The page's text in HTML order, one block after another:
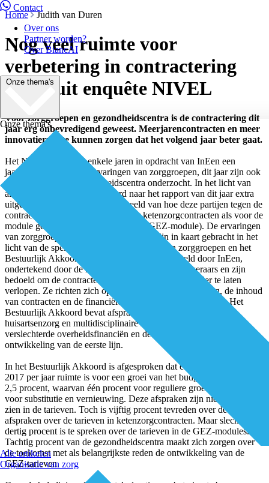
Contact
Over ons
Partner worden?
Over BiancAI
Onze thema's
Onze thema's
Alle artikelen
Organisatie van zorg
Home Judith van Duren
Nog veel ruimte voor
verbetering in contractering
blijkt uit enquête NIVEL
Voor zorggroepen en gezondheidscentra is de contractering dit
jaar erg onbevredigend geweest. Meerjarencontracten en meer
innovatieruimte kunnen zorgen dat het volgend jaar beter gaat.
Het NIVEL brengt al enkele jaren in opdracht van InEen een
jaarrapport uit over de ervaringen van zorggroepen, dit jaar zijn ook
de ervaringen van gezondheidscentra onderzocht. In het licht van
alle huidige veranderingen werd naar het rapport van dit jaar extra
uitgekeken. Het geeft een goed beeld van hoe deze partijen tegen de
contractering aankijken, zowel voor ketenzorgcontracten als voor de
module geïntegreerde eerstelijnszorg (GEZ-module). De ervaringen
van zorggroepen en gezondheidscentra zijn in kaart gebracht in het
licht van de spelregels voor contractering van zorggroepen en het
Bestuurlijk Akkoord. Die spelregels zijn opgesteld door InEen,
ondertekend door de helft van de grote zorgverzekeraars en zijn
bedoeld om de contractering van zorggroepen soepeler te laten
verlopen. Ze richten zich op het proces van contractering, de inhoud
van contracten en de financiële aspecten van contractering. Het
Bestuurlijk Akkoord bevat afspraken over de financiering van
huisartsenzorg en multidisciplinaire zorg in het licht van de
verslechterde overheidsfinanciën en de wens tot versterking en
ontwikkeling van de eerste lijn.
In het Bestuurlijk Akkoord is afgesproken dat er tussen 2015 en
2017 per jaar ruimte is voor een groei van het budgettaire kader van
2,5 procent, waarvan één procent voor reguliere groei en 1,5 procent
voor substitutie en vernieuwing. Deze afspraken zijn niet terug te
zien in de tarieven. Toch is vijftig procent tevreden over de
afspraken over de tarieven in ketenzorgcontracten. Maar slechts
dertig procent is te spreken over de tarieven in de GEZ-modules.
Tachtig procent van de gezondheidscentra maakt zich zorgen over
de toekomst met als belangrijkste reden de ontwikkeling van de
GEZ-tarieven.